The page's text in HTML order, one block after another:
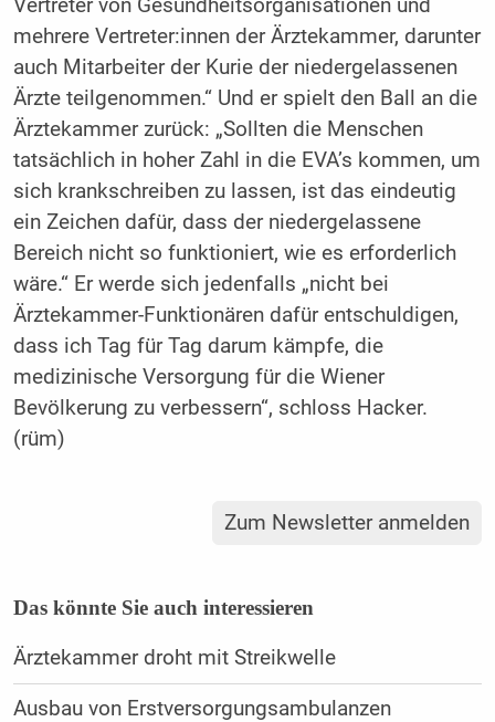
Vertreter von Gesundheitsorganisationen und
mehrere Vertreter:innen der Ärztekammer, darunter
auch Mitarbeiter der Kurie der niedergelassenen
Ärzte teilgenommen.“ Und er spielt den Ball an die
Ärztekammer zurück: „Sollten die Menschen
tatsächlich in hoher Zahl in die EVA’s kommen, um
sich krankschreiben zu lassen, ist das eindeutig
ein Zeichen dafür, dass der niedergelassene
Bereich nicht so funktioniert, wie es erforderlich
wäre.“ Er werde sich jedenfalls „nicht bei
Ärztekammer-Funktionären dafür entschuldigen,
dass ich Tag für Tag darum kämpfe, die
medizinische Versorgung für die Wiener
Bevölkerung zu verbessern“, schloss Hacker.
(rüm)
Zum Newsletter anmelden
Das könnte Sie auch interessieren
Ärztekammer droht mit Streikwelle
Ausbau von Erstversorgungsambulanzen